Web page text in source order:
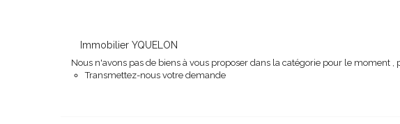
Immobilier YQUELON
Nous n'avons pas de biens à vous proposer dans la catégorie pour le moment ,
Transmettez-nous votre demande